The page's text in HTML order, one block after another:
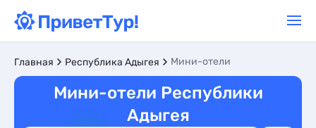
Главная Республика Адыгея Мини-отели
Мини-отели Республики
Адыгея